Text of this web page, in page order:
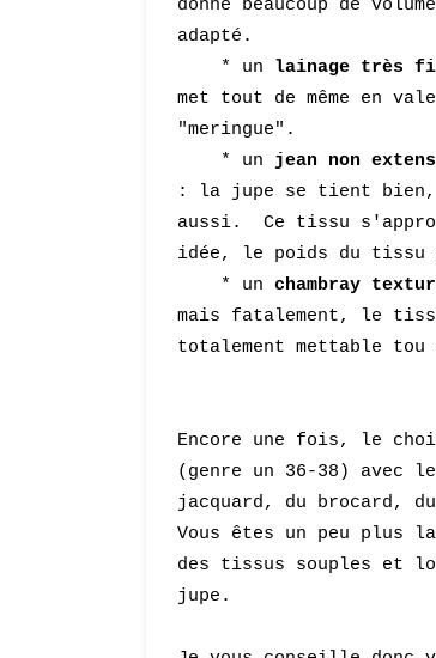
donne beaucoup de
adapté.
* un lainage très
met tout de même en
"meringue".
* un jean non
: la jupe se tient
aussi.
Ce tissu
idée, le poids du tissu
* un chambray
mais fatalement, le
totalement mettable tou
Encore une fois, le choi
(genre un 36-38) avec
jacquard, du brocard,
Vous êtes un peu plus
des tissus souples et
jupe.